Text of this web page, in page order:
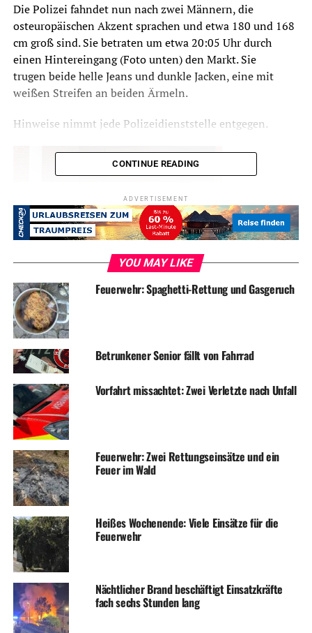
Die Polizei fahndet nun nach zwei Männern, die
osteuropäischen Akzent sprachen und etwa 180 und 168
cm groß sind. Sie betraten um etwa 20:05 Uhr durch
einen Hintereingang (Foto unten) den Markt. Sie
trugen beide helle Jeans und dunkle Jacken, eine mit
weißen Streifen an beiden Ärmeln.
Hinweise nimmt jede Polizeidienststelle entgegen.
RELATED TOPICS:
UP NEXT
Unwetter beeinträchtigt Bahnverkehr
DON'T MISS
Unwetter beendet Pfingstmontag
CONTINUE READING
ADVERTISEMENT
YOU MAY LIKE
Feuerwehr: Spaghetti-Rettung und Gasgeruch
Betrunkener Senior fällt von Fahrrad
Vorfahrt missachtet: Zwei Verletzte nach Unfall
Feuerwehr: Zwei Rettungseinsätze und ein
Feuer im Wald
Heißes Wochenende: Viele Einsätze für die
Feuerwehr
Nächtlicher Brand beschäftigt Einsatzkräfte
fach sechs Stunden lang